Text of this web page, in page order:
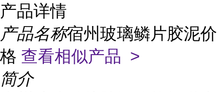
产品详情
产品名称宿州玻璃鳞片胶泥价
格 查看相似产品 >
简介